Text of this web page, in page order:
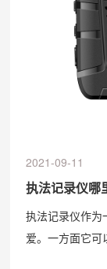
2021-09-11
执法记录仪哪
执法记录仪作为
爱。一方面它可